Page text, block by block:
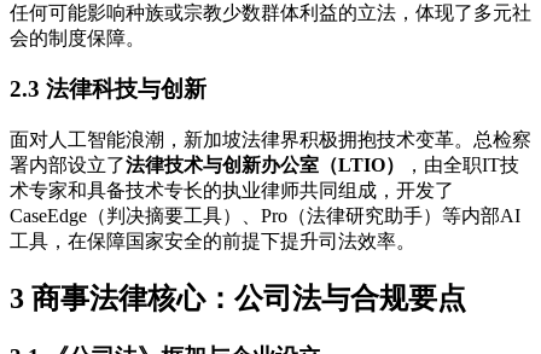
任何可能影响种族或宗教少数群体利益的立法，体现了多元社
会的制度保障。
2.3 法律科技与创新
面对人工智能浪潮，新加坡法律界积极拥抱技术变革。总检察
署内部设立了法律技术与创新办公室（LTIO）
，由全职IT技
术专家和具备技术专长的执业律师共同组成，开发了
CaseEdge（判决摘要工具）、Pro（法律研究助手）等内部AI
工具，在保障国家安全的前提下提升司法效率。
3 商事法律核心：公司法与合规要点